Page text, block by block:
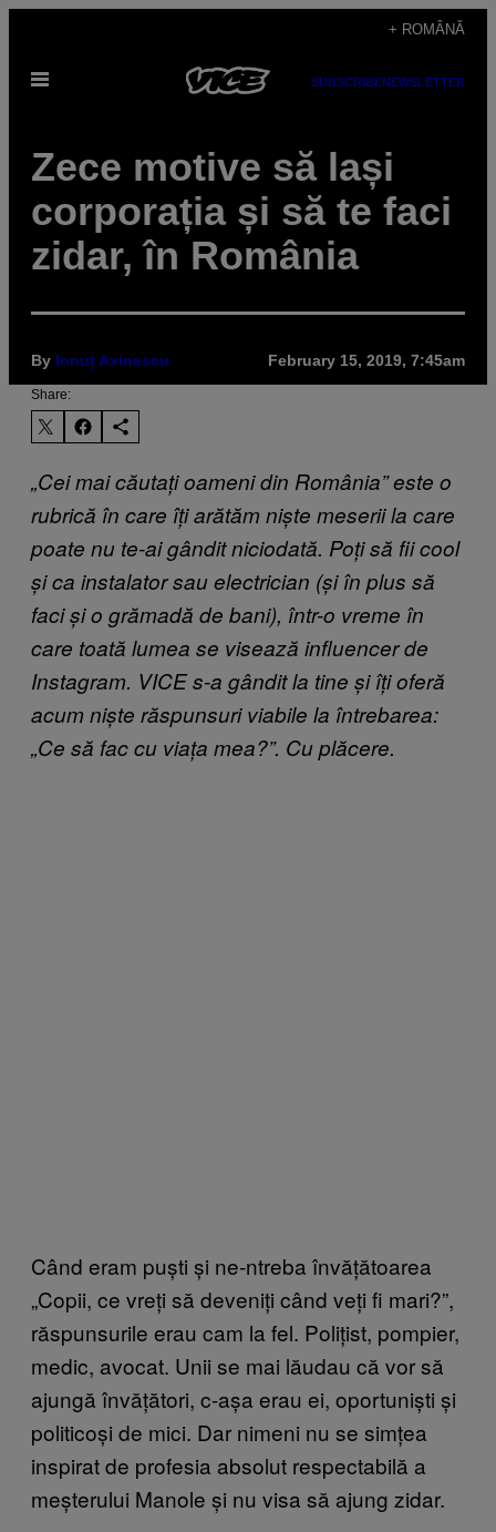
content
+ ROMÂNĂ
Open
SUBSCRIBENEWSLETTER
Zece motive să lași
corporația și să te faci
zidar, în România
By Ionuț Axinescu February 15, 2019, 7:45am
Share:
„Cei mai căutați oameni din România” este o
rubrică în care îți arătăm niște meserii la care
poate nu te-ai gândit niciodată. Poți să fii cool
și ca instalator sau electrician (și în plus să
faci și o grămadă de bani), într-o vreme în
care toată lumea se visează influencer de
Instagram. VICE s-a gândit la tine și îți oferă
acum niște răspunsuri viabile la întrebarea:
„Ce să fac cu viața mea?”. Cu plăcere.
Când eram puști și ne-ntreba învățătoarea
„Copii, ce vreți să deveniți când veți fi mari?”,
răspunsurile erau cam la fel. Polițist, pompier,
medic, avocat. Unii se mai lăudau că vor să
ajungă învățători, c-așa erau ei, oportuniști și
politicoși de mici. Dar nimeni nu se simțea
inspirat de profesia absolut respectabilă a
meșterului Manole și nu visa să ajung zidar.